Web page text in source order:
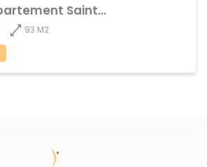
Location Appartement Sainte-Thérèse
93 M2